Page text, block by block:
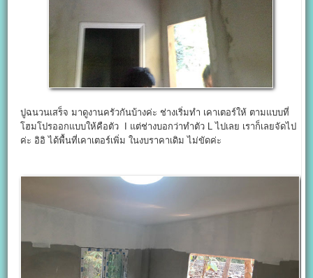
ปูฉนวนเสร็จ มาดูงานครัวกันบ้างค่ะ ช่างเริ่มทำ เคาเตอร์ให้ ตามแบบที่
โฮมโปรออกแบบให้คือตัว I แต่ช่างบอกว่าทำตัว L ไปเลย เราก็เลยจัดไป
ค่ะ อิอิ ได้พื้นที่เคาเตอร์เพิ่ม ในงบราคาเดิม ไม่ขัดค่ะ